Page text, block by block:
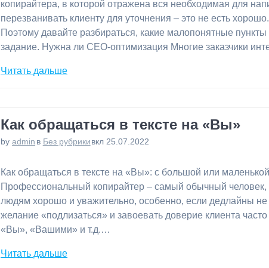
копирайтера, в которой отражена вся необходимая для
перезванивать клиенту для уточнения – это не есть
Поэтому давайте разбираться, какие малопонятные
задание. Нужна ли СЕО-оптимизация Многие заказчики
Читать дальше
Как обращаться в тексте на «Вы»
byadmin в Без рубрикивкл 25.07.2022
⁠Как обращаться в тексте на «Вы»: с большой или
Профессиональный копирайтер – самый обычный человек,
людям хорошо и уважительно, особенно, если дедлайны не
желание «подлизаться» и завоевать доверие клиента
«Вы», «Вашими» и т.д.…
Читать дальше